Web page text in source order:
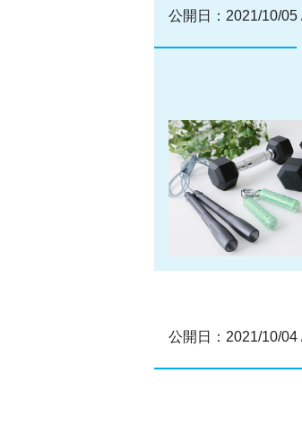
公開日：2021/10/05
公開日：2021/10/04